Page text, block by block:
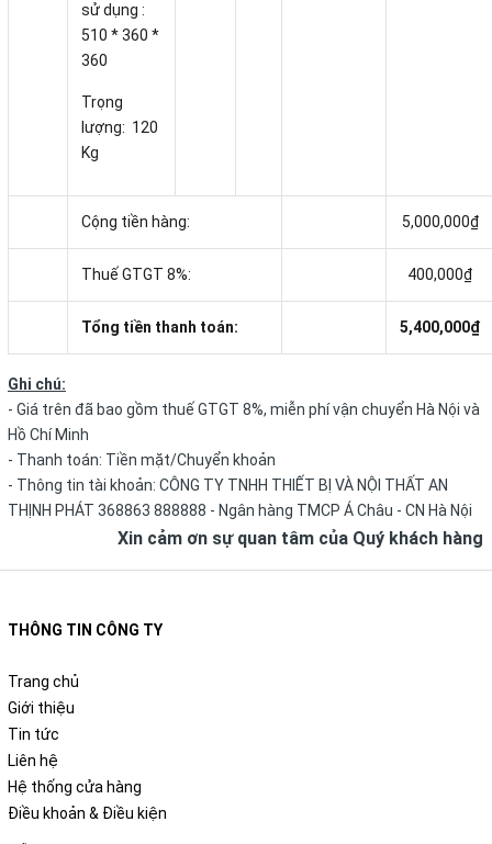
sử dụng :
510 * 360 *
360
Trọng
lượng: 120
Kg
Cộng tiền hàng: 5,000,000₫
Thuế GTGT 8%: 400,000₫
Tổng tiền thanh toán: 5,400,000₫
Ghi chú:
- Giá trên đã bao gồm thuế GTGT 8%, miễn phí vận chuyển Hà Nội và
Hồ Chí Minh
- Thanh toán: Tiền mặt/Chuyển khoản
- Thông tin tài khoản: CÔNG TY TNHH THIẾT BỊ VÀ NỘI THẤT AN
THỊNH PHÁT 368863 888888 - Ngân hàng TMCP Á Châu - CN Hà Nội
Xin cảm ơn sự quan tâm của Quý khách hàng
THÔNG TIN CÔNG TY
Trang chủ
Giới thiệu
Tin tức
Liên hệ
Hệ thống cửa hàng
Điều khoản & Điều kiện